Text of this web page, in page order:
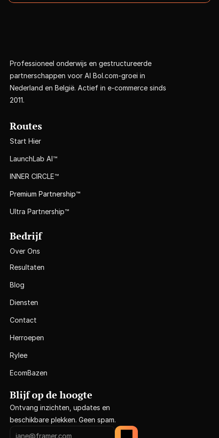
Professioneel onderwijs en gestructureerde
partnerschappen voor AI Bol.com-groei in
Nederland en België. Actief in e-commerce sinds
2011.
Routes
Start Hier
LaunchLab AI™
INNER CIRCLE™
Premium Partnership™
Ultra Partnership™
Bedrijf
Over Ons
Resultaten
Blog
Diensten
Contact
Rylee
EcomBazen
Herroepen
Blijf op de hoogte
Ontvang inzichten, updates en
beschikbare plekken. Geen spam.